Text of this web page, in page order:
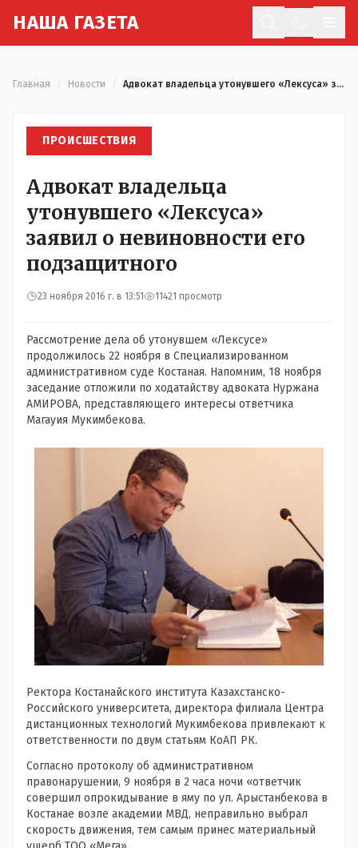
НАША ГАЗЕТА
Главная Новости Адвокат владельца утонувшего «Лексуса» заявил о невиновности его подзащитного
ПРОИСШЕСТВИЯ
Адвокат владельца
утонувшего «Лексуса»
заявил о невиновности его
подзащитного
23 ноября 2016 г. в 13:51 11421 просмотр
Рассмотрение дела об утонувшем «Лексусе»
продолжилось 22 ноября в Специализированном
административном суде Костаная. Напомним, 18 ноября
заседание отложили по ходатайству адвоката Нуржана
АМИРОВА, представляющего интересы ответчика
Магауия Мукимбекова.
Ректора Костанайского института Казахстанско-
Российского университета, директора филиала Центра
дистанционных технологий Мукимбекова привлекают к
ответственности по двум статьям КоАП РК.
Согласно протоколу об административном
правонарушении, 9 ноября в 2 часа ночи «ответчик
совершил опрокидывание в яму по ул. Арыстанбекова в
Костанае возле академии МВД, неправильно выбрал
скорость движения, тем самым принес материальный